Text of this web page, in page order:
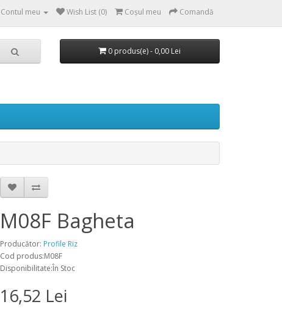
Contul meu Wish List (0) Coşul meu Comandă
0 produs(e) - 0,00 Lei
M08F Bagheta
Producător: Profile Riz
Cod produs:M08F
Disponibilitate:În Stoc
16,52 Lei